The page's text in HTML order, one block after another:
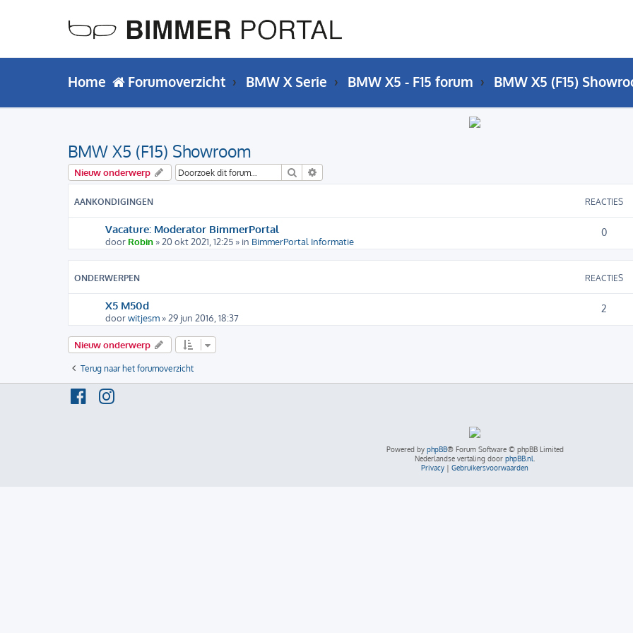
Home Forumoverzicht BMW X Serie BMW X5 - F15 forum BMW X5 (F15)
BMW X5 (F15) Showroom
Nieuw onderwerp Zoek
AANKONDIGINGEN REACTIES
Vacature: Moderator BimmerPortal
door Robin » 20 okt 2021, 12:25 » in BimmerPortal Informatie
0
ONDERWERPEN REACTIES
X5 M50d
doorwitjesm » 29 jun 2016, 18:37
2
Nieuw onderwerp
Terug naar het forumoverzicht
Powered by phpBB® Forum Software © phpBB Limited
Nederlandse vertaling door phpBB.nl.
Privacy
Gebruikersvoorwaarden